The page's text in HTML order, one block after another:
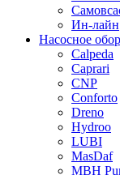
Ин-лайн
Насосное
Calpeda
Caprari
CNP
Conforto
Dreno
Hydroo
LUBI
MasDaf
MBH